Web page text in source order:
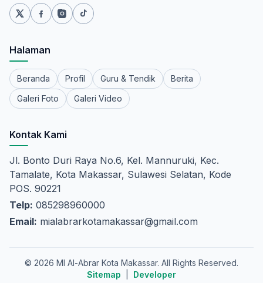
Halaman
Beranda Profil Guru & Tendik
Berita
Galeri Foto
Galeri Video
Kontak Kami
Jl. Bonto Duri Raya No.6, Kel. Mannuruki, Kec.
Tamalate, Kota Makassar, Sulawesi Selatan, Kode
POS. 90221
Telp: 085298960000
Email: mialabrarkotamakassar@gmail.com
© 2026 MI Al-Abrar Kota Makassar. All Rights Reserved.
Sitemap
Developer